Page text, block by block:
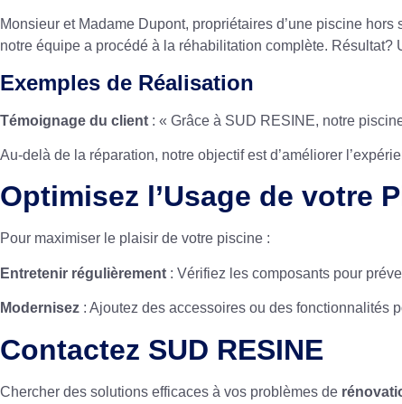
Monsieur et Madame Dupont, propriétaires d’une piscine
notre équipe a procédé à la réhabilitation complète.
Exemples de Réalisation
Témoignage du client : « Grâce à SUD RESINE, notre
Au-delà de la réparation, notre objectif est d’améliorer
Optimisez l’Usage de votre
Pour maximiser le plaisir de votre piscine :
Entretenir régulièrement : Vérifiez les composants pour
Modernisez : Ajoutez des accessoires ou des fonctionnalités
Contactez SUD RESINE
Chercher des solutions efficaces à vos problèmes de